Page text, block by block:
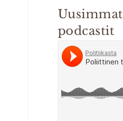
Uusimmat
podcastit